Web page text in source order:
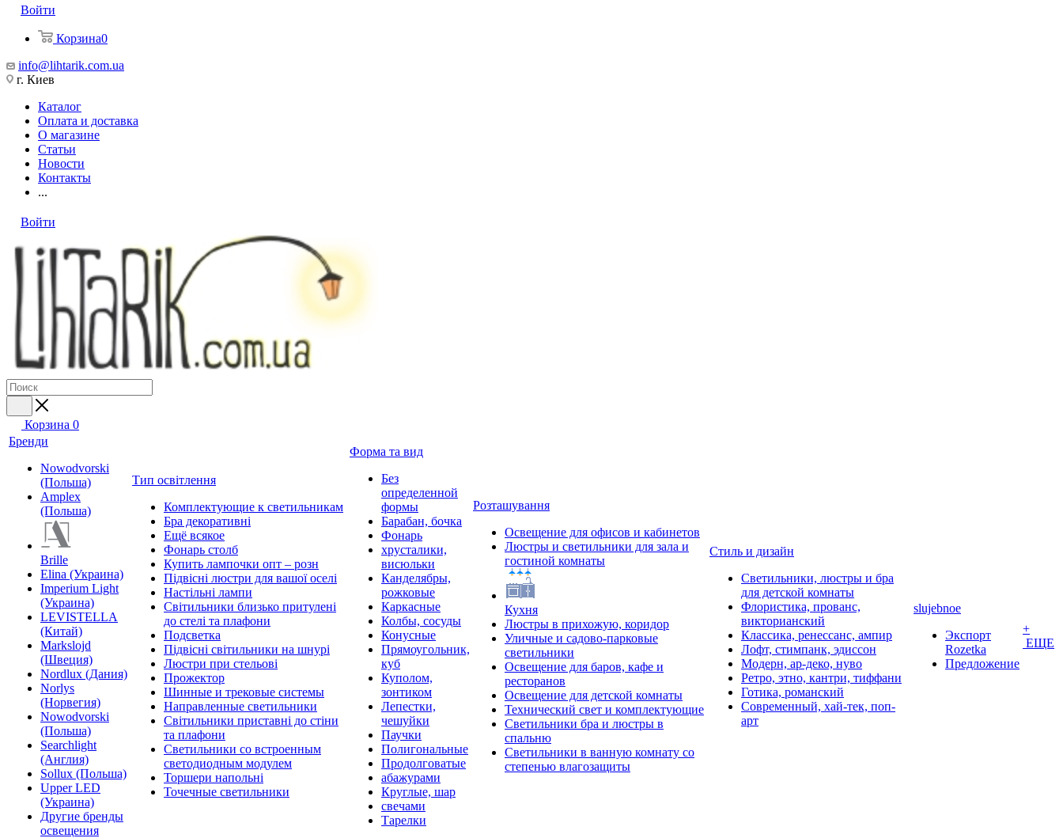
Войти
Корзина0
info@lihtarik.com.ua
г. Киев
Каталог
Оплата и доставка
О магазине
Статьи
Новости
Контакты
...
Войти
Корзина 0
Бренди
Nowodvorski
(Польша)
Amplex
(Польша)
Brille
Elina (Украина)
Imperium Light
(Украина)
LEVISTELLA
(Китай)
Markslojd
(Швеция)
Nordlux (Дания)
Norlys
(Норвегия)
Nowodvorski
(Польша)
Searchlight
(Англия)
Sollux (Польша)
Upper LED
(Украина)
Другие бренды
освещения
Тип освітлення
Комплектующие к светильникам
Бра декоративні
Ещё всякое
Фонарь столб
Купить лампочки опт – розн
Підвісні люстри для вашої оселі
Настільні лампи
Світильники близько притулені
до стелі та плафони
Подсветка
Підвісні світильники на шнурі
Люстри при стельові
Прожектор
Шинные и трековые системы
Направленные светильники
Світильники приставні до стіни
та плафони
Светильники со встроенным
светодиодным модулем
Торшери напольні
Точечные светильники
Форма та вид
Без
определенной
формы
Барабан, бочка
Фонарь
хрусталики,
висюльки
Канделябры,
рожковые
Каркасные
Колбы, сосуды
Конусные
Прямоугольник,
куб
Куполом,
зонтиком
Лепестки,
чешуйки
Паучки
Полигональные
Продолговатые
абажурами
Круглые, шар
свечами
Тарелки
Розташування
Освещение для офисов и кабинетов
Люстры и светильники для зала и
гостиной комнаты
Кухня
Люстры в прихожую, коридор
Уличные и садово-парковые
светильники
Освещение для баров, кафе и
ресторанов
Освещение для детской комнаты
Технический свет и комплектующие
Светильники бра и люстры в
спальню
Светильники в ванную комнату со
степенью влагозащиты
Стиль и дизайн
Светильники, люстры и бра
для детской комнаты
Флористика, прованс,
викторианский
Классика, ренессанс, ампир
Лофт, стимпанк, эдиссон
Модерн, ар-деко, нуво
Ретро, этно, кантри, тиффани
Готика, романский
Современный, хай-тек, поп-
арт
slujebnoe
Экспорт
Rozetka
Предложение
+
ЕЩЕ